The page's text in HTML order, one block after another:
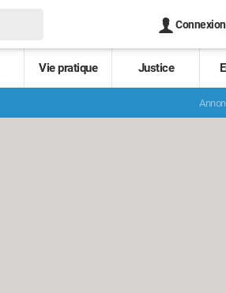
Connexion
Vie pratique Justice